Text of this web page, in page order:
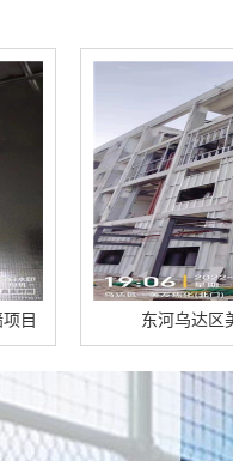
河乌达区美方焦化泄爆墙安装